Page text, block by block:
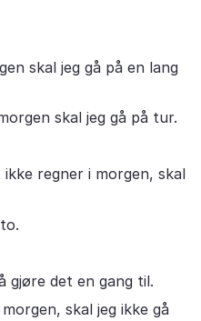
skal jeg gå på en lang
skal jeg gå på tur.
regner i morgen, skal
gjøre det en gang til.
skal jeg ikke gå